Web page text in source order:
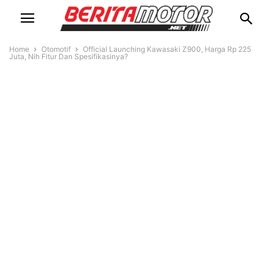
Home Otomotif
Official Launching Kawasaki Z900, Harga Rp 225
Juta, Nih Fitur Dan Spesifikasinya?